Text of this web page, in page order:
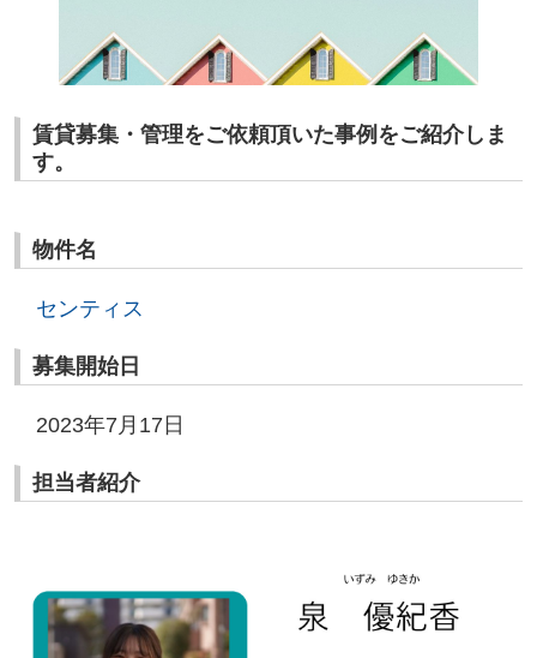
賃貸募集・管理をご依頼頂いた事例をご紹介しま
す。
物件名
センティス
募集開始日
2023年7月17日
担当者紹介